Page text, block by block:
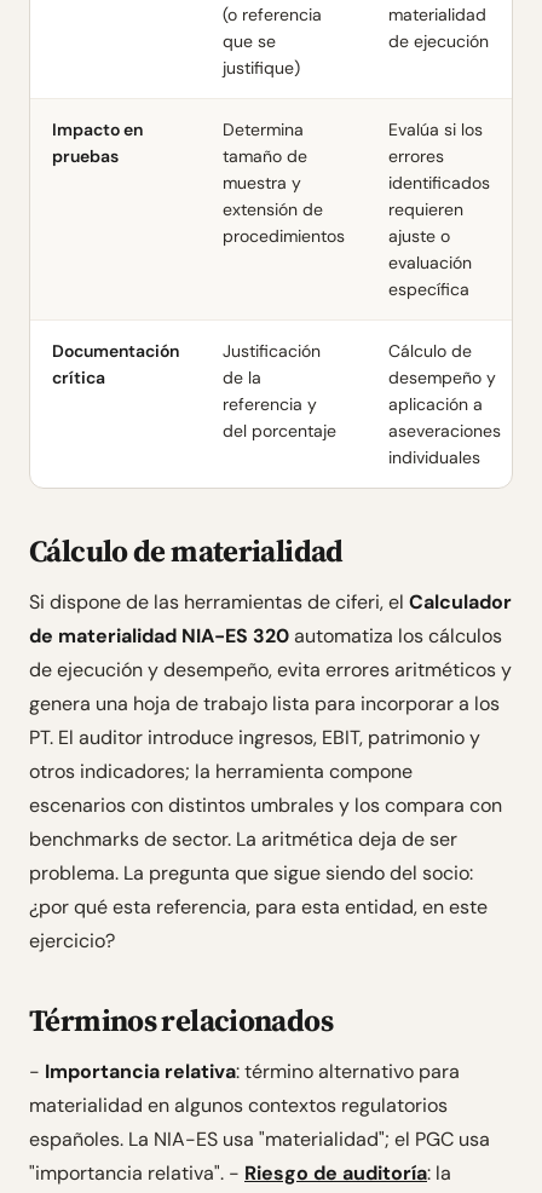
(o referencia
que se
justifique)
materialidad
de ejecución
Impacto en
pruebas
Determina
tamaño de
muestra y
extensión de
procedimientos
Evalúa si los
errores
identificados
requieren
ajuste o
evaluación
específica
Documentación
crítica
Justificación
de la
referencia y
del porcentaje
Cálculo de
desempeño y
aplicación a
aseveraciones
individuales
Cálculo de materialidad
Si dispone de las herramientas de ciferi, el Calculador
de materialidad NIA-ES 320automatiza los cálculos
de ejecución y desempeño, evita errores aritméticos y
genera una hoja de trabajo lista para incorporar a los
PT. El auditor introduce ingresos, EBIT, patrimonio y
otros indicadores; la herramienta compone
escenarios con distintos umbrales y los compara con
benchmarks de sector. La aritmética deja de ser
problema. La pregunta que sigue siendo del socio:
¿por qué esta referencia, para esta entidad, en este
ejercicio?
Términos relacionados
- Importancia relativa: término alternativo para
materialidad en algunos contextos regulatorios
españoles. La NIA-ES usa "materialidad"; el PGC usa
"importancia relativa". - Riesgo de auditoría: la